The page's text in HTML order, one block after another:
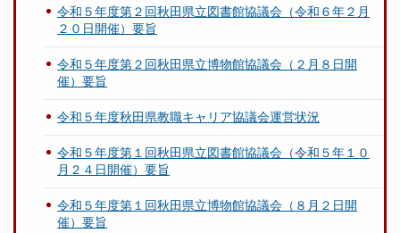
令和５年度第２回秋田県立図書館協議会（令和６年２月
２０日開催）要旨
令和５年度第２回秋田県立博物館協議会（２月８日開
催）要旨
令和５年度秋田県教職キャリア協議会運営状況
令和５年度第１回秋田県立図書館協議会（令和５年１０
月２４日開催）要旨
令和５年度第１回秋田県立博物館協議会（８月２日開
催）要旨